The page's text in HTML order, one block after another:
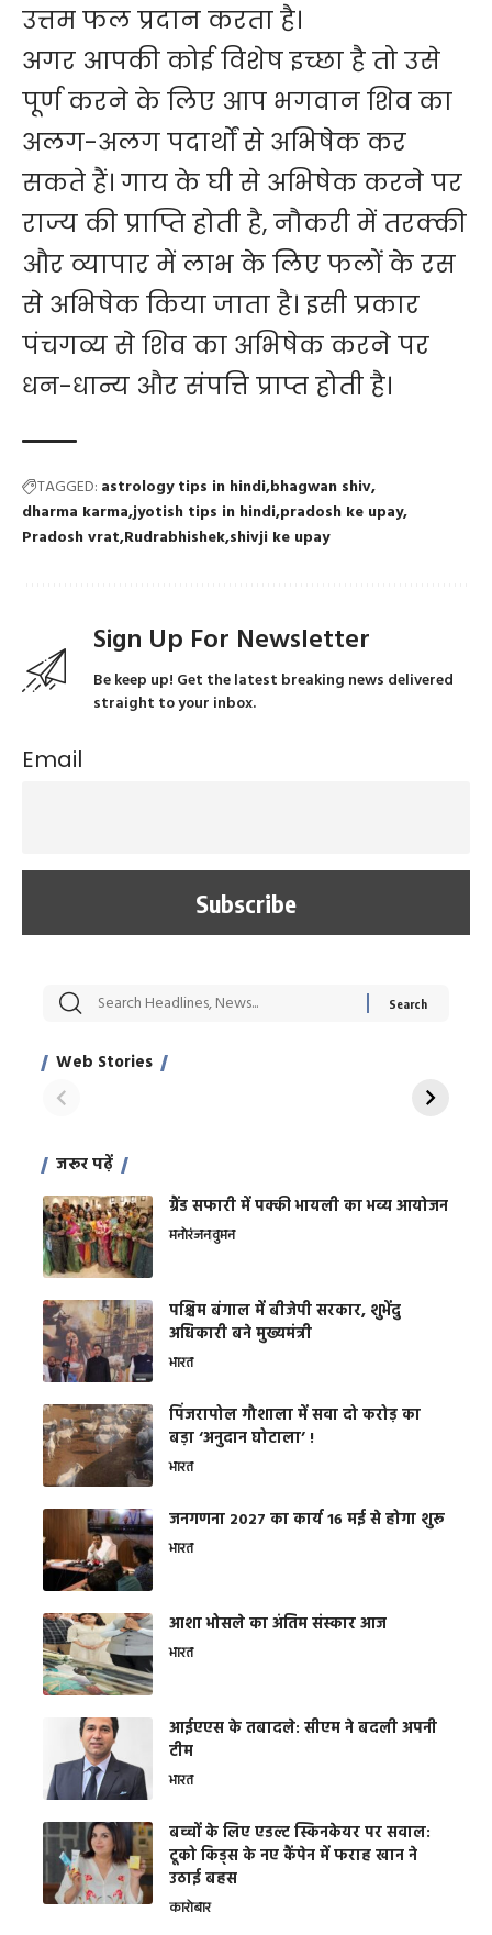
उत्तम फल प्रदान करता है।
अगर आपकी कोई विशेष इच्छा है तो उसे
पूर्ण करने के लिए आप भगवान शिव का
अलग-अलग पदार्थों से अभिषेक कर
सकते हैं। गाय के घी से अभिषेक करने पर
राज्य की प्राप्ति होती है, नौकरी में तरक्की
और व्यापार में लाभ के लिए फलों के रस
से अभिषेक किया जाता है। इसी प्रकार
पंचगव्य से शिव का अभिषेक करने पर
धन-धान्य और संपत्ति प्राप्त होती है।
TAGGED: astrology tips in hindi bhagwan shiv
dharma karma jyotish tips in hindi pradosh ke upay
Pradosh vrat Rudrabhishek shivji ke upay
Sign Up For Newsletter
Be keep up! Get the latest breaking news delivered
straight to your inbox.
Email
Web Stories
सट्टेबाजी में अरेस्ट हुए
साहिल खान
रोज एक कच्चे लहसुन
जरूर पढ़ें
ग्रैंड सफारी में पक्की भायली का भव्य आयोजन
मनोरंजनवुमन
पश्चिम बंगाल में बीजेपी सरकार, शुभेंदु
अधिकारी बने मुख्यमंत्री
भारत
​पिंजरापोल गौशाला में सवा दो करोड़ का
बड़ा ‘अनुदान घोटाला’ !
भारत
जनगणना 2027 का कार्य 16 मई से होगा शुरू
भारत
आशा भोसले का अंतिम संस्कार आज
भारत
आईएएस के तबादले: सीएम ने बदली अपनी
टीम
भारत
बच्चों के लिए एडल्ट स्किनकेयर पर सवाल:
टूको किड्स के नए कैंपेन में फराह खान ने
उठाई बहस
कारोबार